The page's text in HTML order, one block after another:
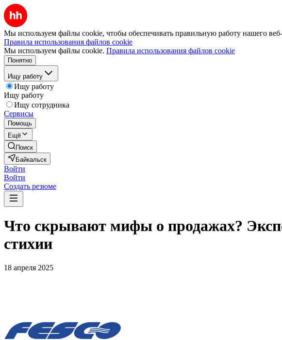
Мы используем файлы cookie, чтобы обеспечивать правильную работу нашего веб-
Правила использования файлов cookie
Мы используем файлы cookie. Правила использования файлов cookie
Понятно
Ищу работу
Ищу работу
Ищу работу
Ищу сотрудника
Сервисы
Помощь
Ещё
Поиск
Байкальск
Войти
Войти
Создать резюме
Что скрывают мифы о продажах?
стихии
18 апреля 2025